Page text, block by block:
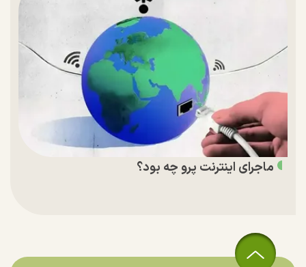
ماجرای اینترنت پرو چه بود؟